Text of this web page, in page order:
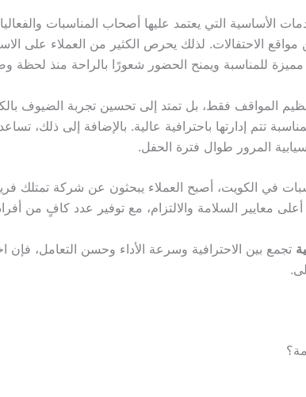
الأساسية التي يعتمد عليها أصحاب المناسبات
الاحتفالات. لذلك يحرص الكثير من العملاء على
للمناسبة ويمنح الحضور شعورًا بالراحة منذ لحظة
المواقف فقط، بل تمتد إلى تحسين تجربة الضيوف
تتم إدارتها باحترافية عالية. بالإضافة إلى ذلك،
المرور طوال فترة الحفل.
في الكويت، أصبح العملاء يبحثون عن شركة تمتلك
معايير السلامة والالتزام، مع توفير عدد كافٍ من
تجمع بين الاحترافية وسرعة الأداء وحسن التعامل،